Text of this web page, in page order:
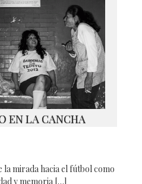
EN LA CANCHA
la mirada hacia el fútbol como
y memoria […]